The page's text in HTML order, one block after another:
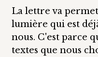
La lettre va
lumière qui est
nous. C'est parce
textes que nous